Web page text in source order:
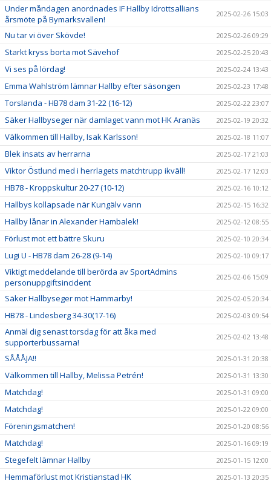
Under måndagen anordnades IF Hallby Idrottsallians
årsmöte på Bymarksvallen!
2025-02-26 15:03
Nu tar vi över Skövde! 2025-02-26 09:29
Starkt kryss borta mot Sävehof 2025-02-25 20:43
Vi ses på lördag! 2025-02-24 13:43
Emma Wahlström lämnar Hallby efter säsongen 2025-02-23 17:48
Torslanda - HB78 dam 31-22 (16-12) 2025-02-22 23:07
Säker Hallbyseger när damlaget vann mot HK Aranäs 2025-02-19 20:32
Välkommen till Hallby, Isak Karlsson! 2025-02-18 11:07
Blek insats av herrarna 2025-02-17 21:03
Viktor Östlund med i herrlagets matchtrupp ikväll! 2025-02-17 12:03
HB78 - Kroppskultur 20-27 (10-12) 2025-02-16 10:12
Hallbys kollapsade när Kungälv vann 2025-02-15 16:32
Hallby lånar in Alexander Hambalek! 2025-02-12 08:55
Förlust mot ett bättre Skuru 2025-02-10 20:34
Lugi U - HB78 dam 26-28 (9-14) 2025-02-10 09:17
Viktigt meddelande till berörda av SportAdmins
personuppgiftsincident
2025-02-06 15:09
Säker Hallbyseger mot Hammarby! 2025-02-05 20:34
HB78 - Lindesberg 34-30(17-16) 2025-02-03 09:54
Anmäl dig senast torsdag för att åka med
supporterbussarna!
2025-02-02 13:48
SÅÅÅJA!! 2025-01-31 20:38
Välkommen till Hallby, Melissa Petrén! 2025-01-31 13:30
Matchdag! 2025-01-31 09:00
Matchdag! 2025-01-22 09:00
Föreningsmatchen! 2025-01-20 08:56
Matchdag! 2025-01-16 09:19
Stegefelt lämnar Hallby 2025-01-15 12:00
Hemmaförlust mot Kristianstad HK 2025-01-13 20:35